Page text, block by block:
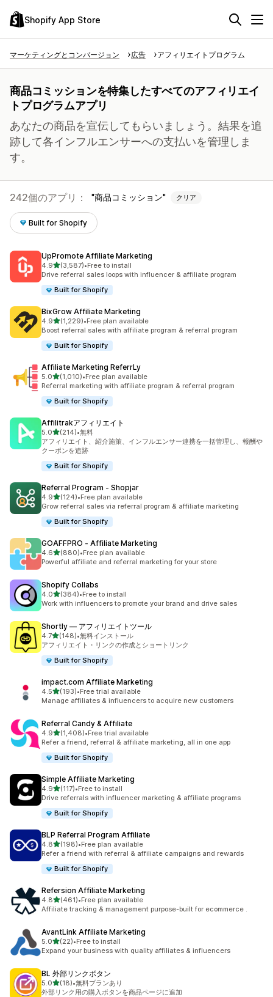
Shopify App Store
マーケティングとコンバージョン 広告 アフィリエイトプログラム
商品コミッションを特集したすべてのアフィリエイ
トプログラムアプリ
あなたの商品を宣伝してもらいましょう。結果を追
跡して各インフルエンサーへの支払いを管理しま
す。
242個のアプリ： 商品コミッション クリア
Built for Shopify
UpPromote Affiliate Marketing
4.95つ星中
(3,587)
合計レビュー数：3587件
•Free to install
Drive referral sales loops with influencer & affiliate program
Built for Shopify
BixGrow Affiliate Marketing
4.95つ星中
(1,229)
合計レビュー数：1229件
•Free plan available
Boost referral sales with affiliate program & referral program
Built for Shopify
Affiliate Marketing ReferrLy
5.05つ星中
(1,010)
合計レビュー数：1010件
•Free plan available
Referral marketing with affiliate program & referral program
Built for Shopify
Affilitrakアフィリエイト
5.05つ星中
(214)
合計レビュー数：214件
•無料
アフィリエイト、紹介施策、インフルエンサー連携を一括管理し、報酬や
クーポンを追跡
Built for Shopify
Referral Program ‑ Shopjar
4.95つ星中
(124)
合計レビュー数：124件
•Free plan available
Grow referral sales via referral program & affiliate marketing
Built for Shopify
GOAFFPRO ‑ Affiliate Marketing
4.65つ星中
(880)
合計レビュー数：880件
•Free plan available
Powerful affiliate and referral marketing for your store
Shopify Collabs
4.05つ星中
(384)
合計レビュー数：384件
•Free to install
Work with influencers to promote your brand and drive sales
Shortly — アフィリエイトツール
4.75つ星中
(148)
合計レビュー数：148件
•無料インストール
アフィリエイト・リンクの作成とショートリンク
Built for Shopify
impact.com Affiliate Marketing
4.55つ星中
(193)
合計レビュー数：193件
•Free trial available
Manage affiliates & influencers to acquire new customers
Referral Candy & Affiliate
4.95つ星中
(1,408)
合計レビュー数：1408件
•Free trial available
Refer a friend, referral & affiliate marketing, all in one app
Built for Shopify
Simple Affiliate Marketing
4.95つ星中
(117)
合計レビュー数：117件
•Free to install
Drive referrals with influencer marketing & affiliate programs
Built for Shopify
BLP Referral Program Affiliate
4.85つ星中
(198)
合計レビュー数：198件
•Free plan available
Refer a friend with referral & affiliate campaigns and rewards
Built for Shopify
Refersion Affiliate Marketing
4.85つ星中
(461)
合計レビュー数：461件
•Free plan available
Affiliate tracking & management purpose-built for ecommerce .
AvantLink Affiliate Marketing
5.05つ星中
(22)
合計レビュー数：22件
•Free to install
Expand your business with quality affiliates & influencers
BL 外部リンクボタン
5.05つ星中
(18)
合計レビュー数：18件
•無料プランあり
外部リンク用の購入ボタンを商品ページに追加